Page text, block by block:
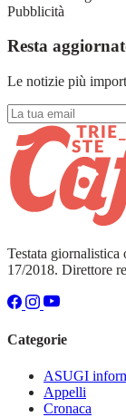
Pubblicità
Resta
Le notizie più
Testata giornalistica
17/2018. Direttore
Categorie
ASUGI
Appelli
Cronaca